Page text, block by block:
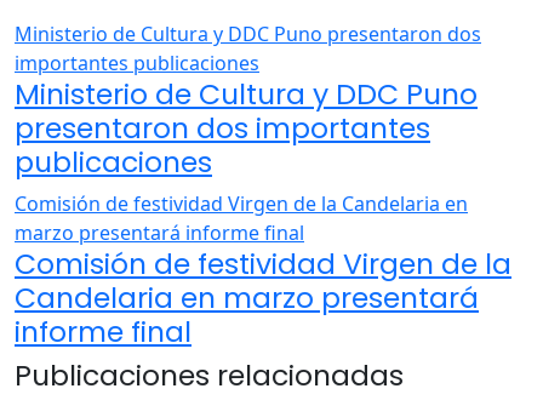
Ministerio de Cultura y DDC Puno presentaron dos
importantes publicaciones
Ministerio de Cultura y DDC Puno
presentaron dos importantes
publicaciones
Comisión de festividad Virgen de la Candelaria en
marzo presentará informe final
Comisión de festividad Virgen de la
Candelaria en marzo presentará
informe final
Publicaciones relacionadas